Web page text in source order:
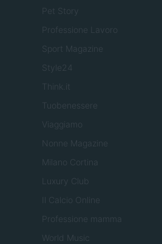
Pet Story
Professione Lavoro
Sport Magazine
Style24
Think.it
Tuobenessere
Viaggiamo
Nonne Magazine
Milano Cortina
Luxury Club
Il Calcio Online
Professione mamma
World Music